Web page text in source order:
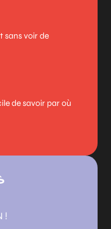
sans voir de
de savoir par où
!